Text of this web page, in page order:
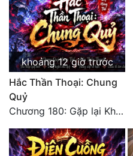
khoảng 12 giờ trước
Hắc Thần Thoại: Chung
Quỷ
Chương 180: Gặp lại Khiên Nguyên Phượng